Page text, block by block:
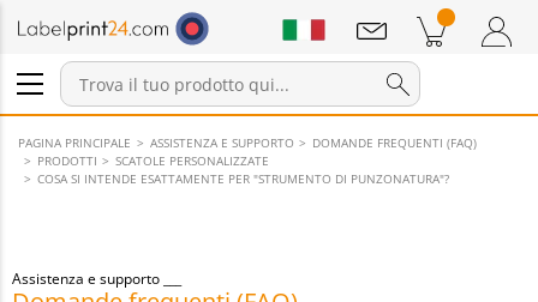
Accedi / Registrati
Prodotti nel carrello
Annunci
PAGINA PRINCIPALE ASSISTENZA E SUPPORTO
DOMANDE FREQUENTI (FAQ)
PRODOTTI
SCATOLE PERSONALIZZATE
COSA SI INTENDE ESATTAMENTE PER "STRUMENTO DI PUNZONATURA"?
Assistenza e supporto